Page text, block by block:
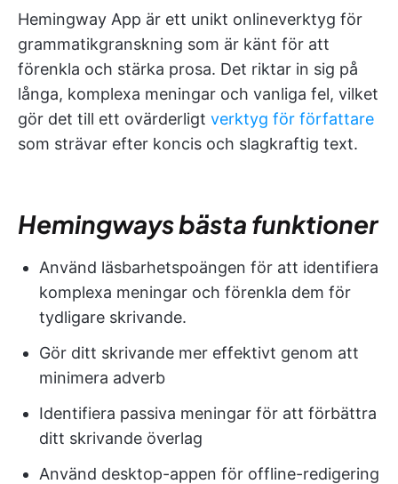
Hemingway App är ett unikt onlineverktyg för
grammatikgranskning som är känt för att
förenkla och stärka prosa. Det riktar in sig på
långa, komplexa meningar och vanliga fel, vilket
gör det till ett ovärderligt verktyg för författare
som strävar efter koncis och slagkraftig text.
Hemingways bästa funktioner
Använd läsbarhetspoängen för att identifiera
komplexa meningar och förenkla dem för
tydligare skrivande.
Gör ditt skrivande mer effektivt genom att
minimera adverb
Identifiera passiva meningar för att förbättra
ditt skrivande överlag
Använd desktop-appen för offline-redigering